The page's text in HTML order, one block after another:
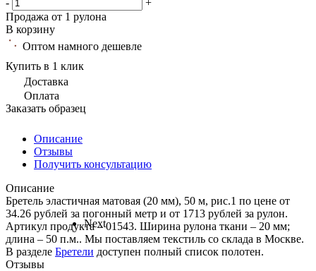
Next
Продажа от 1 рулона
В корзину
Оптом намного дешевле
Купить в 1 клик
Доставка
Оплата
Заказать образец
Описание
Отзывы
Получить консультацию
Описание
Бретель эластичная матовая (20 мм), 50 м, рис.1 по цене от
34.26 рублей за погонный метр и от 1713 рублей за рулон.
Артикул продукта – 01543. Ширина рулона ткани – 20 мм;
длина – 50 п.м.. Мы поставляем текстиль со склада в Москве.
В разделе Бретели доступен полный список полотен.
Отзывы